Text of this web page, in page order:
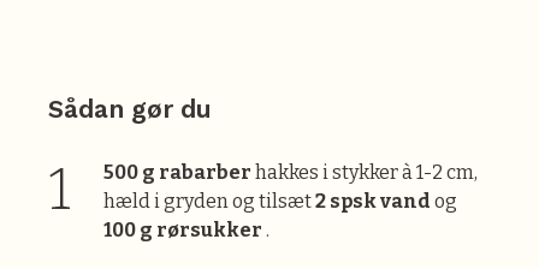
Sådan gør du
500 g rabarber hakkes i stykker à 1-2 cm,
hæld i gryden og tilsæt2 spsk vand og
100 g rørsukker .